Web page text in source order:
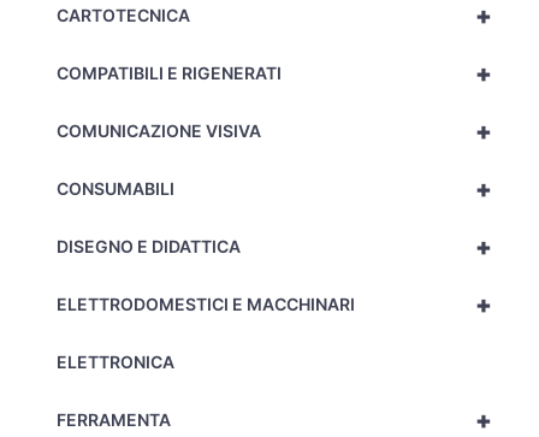
+
CARTOTECNICA
+
COMPATIBILI E RIGENERATI
+
COMUNICAZIONE VISIVA
+
CONSUMABILI
+
DISEGNO E DIDATTICA
+
ELETTRODOMESTICI E MACCHINARI
ELETTRONICA
+
FERRAMENTA